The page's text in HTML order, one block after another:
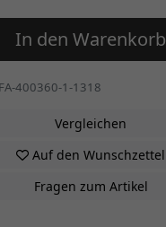
In den Warenkorb
400360-1-1318
Vergleichen
Auf den Wunschzettel
Fragen zum Artikel